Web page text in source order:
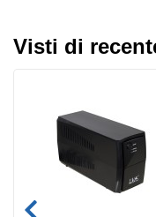
Visti di